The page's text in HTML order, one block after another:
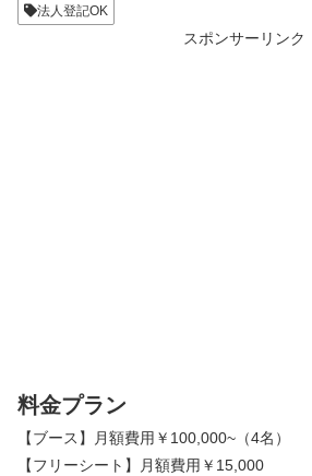
法人登記OK
スポンサーリンク
料金プラン
【ブース】月額費用￥100,000~（4名）
【フリーシート】月額費用￥15,000